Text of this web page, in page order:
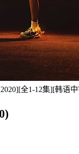
全1-12集][韩语